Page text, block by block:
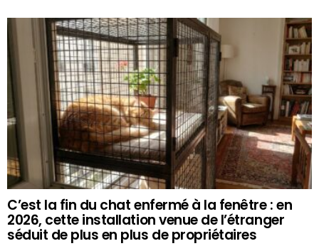
C’est la fin du chat enfermé à la fenêtre : en
2026, cette installation venue de l’étranger
séduit de plus en plus de propriétaires